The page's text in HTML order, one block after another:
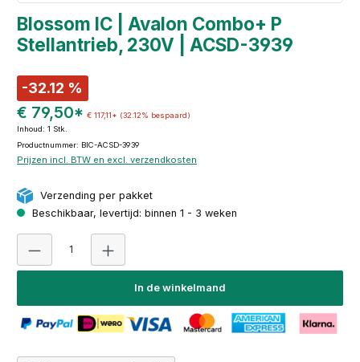
Blossom IC | Avalon Combo+ P
Stellantrieb, 230V | ACSD-3939
-32.12 %
€ 79,50* € 117,11* (32.12% bespaard)
Inhoud: 1 Stk.
Productnummer: BIC-ACSD-3939
Prijzen incl. BTW en excl. verzendkosten
Verzending per pakket
Beschikbaar, levertijd: binnen 1 - 3 weken
In de winkelmand